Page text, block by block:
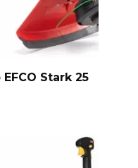
Stark 25